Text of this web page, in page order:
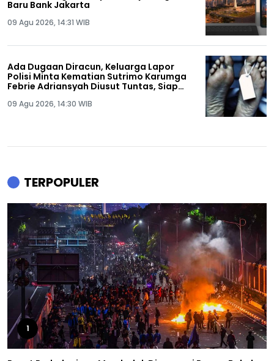
Baru Bank Jakarta
09 Agu 2026, 14:31 WIB
Ada Dugaan Diracun, Keluarga Lapor
Polisi Minta Kematian Sutrimo Karumga
Febrie Adriansyah Diusut Tuntas, Siap
09 Agu 2026, 14:30 WIB
TERPOPULER
1